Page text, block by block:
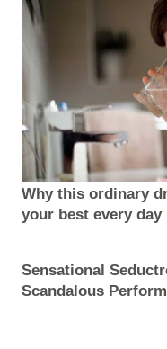
Why this ordinary
your best every day
Sensational
Scandalous